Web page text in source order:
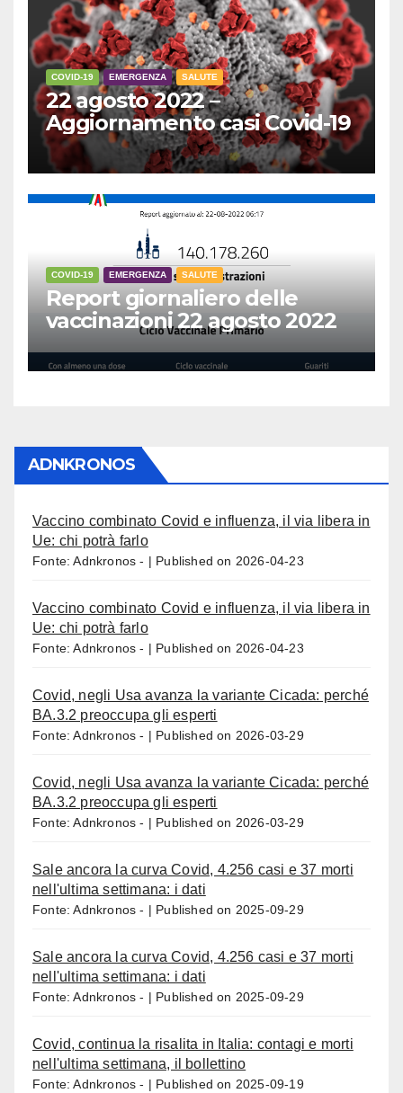
COVID-19 EMERGENZA SALUTE
22 agosto 2022 –
Aggiornamento casi Covid-19
COVID-19 EMERGENZA SALUTE
Report giornaliero delle
vaccinazioni 22 agosto 2022
ADNKRONOS
Vaccino combinato Covid e influenza, il via libera in
Ue: chi potrà farlo
Fonte: Adnkronos - Published on 2026-04-23
Vaccino combinato Covid e influenza, il via libera in
Ue: chi potrà farlo
Fonte: Adnkronos - Published on 2026-04-23
Covid, negli Usa avanza la variante Cicada: perché
BA.3.2 preoccupa gli esperti
Fonte: Adnkronos - Published on 2026-03-29
Covid, negli Usa avanza la variante Cicada: perché
BA.3.2 preoccupa gli esperti
Fonte: Adnkronos - Published on 2026-03-29
Sale ancora la curva Covid, 4.256 casi e 37 morti
nell'ultima settimana: i dati
Fonte: Adnkronos - Published on 2025-09-29
Sale ancora la curva Covid, 4.256 casi e 37 morti
nell'ultima settimana: i dati
Fonte: Adnkronos - Published on 2025-09-29
Covid, continua la risalita in Italia: contagi e morti
nell'ultima settimana, il bollettino
Fonte: Adnkronos - Published on 2025-09-19